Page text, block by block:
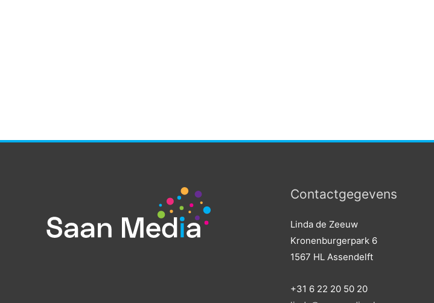
Contactgegevens
Linda de Zeeuw
Kronenburgerpark 6
1567 HL Assendelft
+31 6 22 20 50 20